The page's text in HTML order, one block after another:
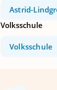
Astrid-
Volksschule
Volksschule